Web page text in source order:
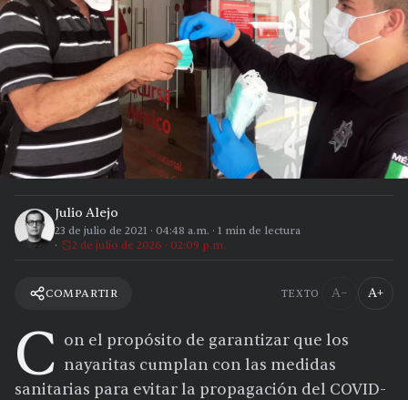
Julio Alejo
23 de julio de 2021 · 04:48 a.m. · 1 min de lectura
2 de julio de 2026 · 02:09 p.m.
COMPARTIR TEXTO A− A+
C on el propósito de garantizar que los
nayaritas cumplan con las medidas
sanitarias para evitar la propagación del COVID-